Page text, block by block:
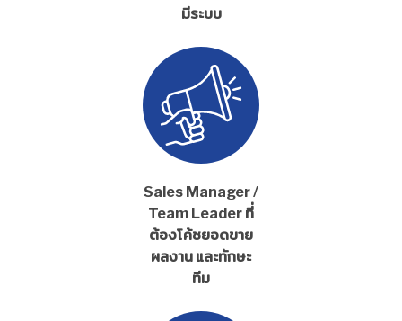
มีระบบ
Sales Manager /
Team Leader ที่
ต้องโค้ชยอดขาย
ผลงาน และทักษะ
ทีม